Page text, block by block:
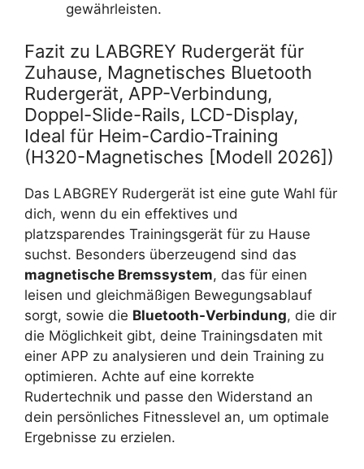
gewährleisten.
Fazit zu LABGREY Rudergerät für
Zuhause, Magnetisches Bluetooth
Rudergerät, APP-Verbindung,
Doppel-Slide-Rails, LCD-Display,
Ideal für Heim-Cardio-Training
(H320-Magnetisches [Modell 2026])
Das LABGREY Rudergerät ist eine gute Wahl für
dich, wenn du ein effektives und
platzsparendes Trainingsgerät für zu Hause
suchst. Besonders überzeugend sind das
magnetische Bremssystem, das für einen
leisen und gleichmäßigen Bewegungsablauf
sorgt, sowie die Bluetooth-Verbindung, die dir
die Möglichkeit gibt, deine Trainingsdaten mit
einer APP zu analysieren und dein Training zu
optimieren. Achte auf eine korrekte
Rudertechnik und passe den Widerstand an
dein persönliches Fitnesslevel an, um optimale
Ergebnisse zu erzielen.